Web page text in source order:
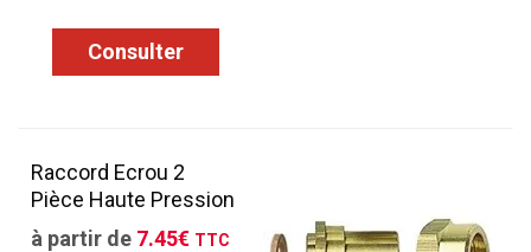
Consulter
Raccord Ecrou 2
Pièce Haute Pression
à partir de 7.45€ TTC